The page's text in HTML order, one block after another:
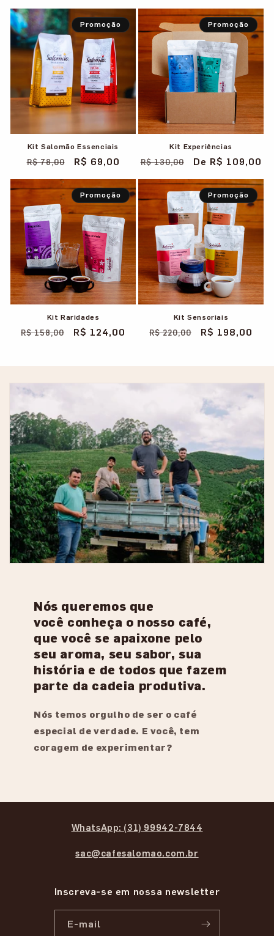
Promoção
Kit Salomão Essenciais
Preço
normal
R$ 78,00
Preço
promocional
R$ 69,00
Promoção
Kit Experiências
Preço
normal
R$ 130,00
Preço
promocional
De R$ 109,00
Promoção
Kit Raridades
Preço
R$ 158,00
Preço
R$ 124,00
Promoção
Kit Sensoriais
Preço
R$ 220,00
Preço
R$ 198,00
Nós queremos que
você conheça o nosso café,
que você se apaixone pelo
seu aroma, seu sabor, sua
história e de todos que fazem
parte da cadeia produtiva.
Nós temos orgulho de ser o café
especial de verdade. E você, tem
coragem de experimentar?
WhatsApp: (31) 99942-7844
sac@cafesalomao.com.br
Inscreva-se em nossa newsletter
E-mail